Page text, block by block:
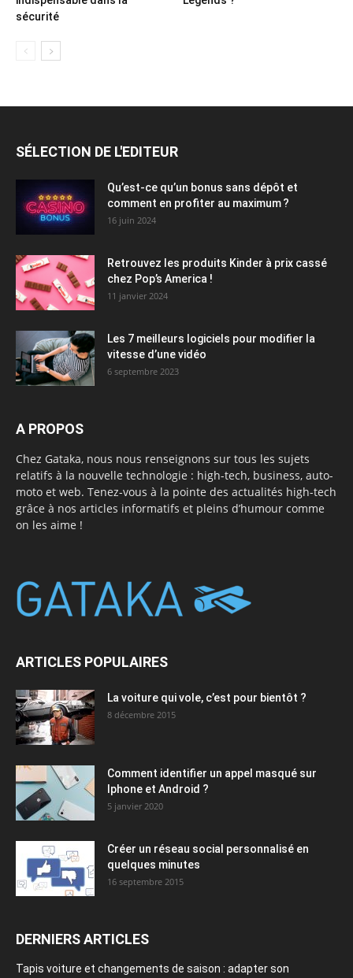
sécurité
SÉLECTION DE L'EDITEUR
Qu’est-ce qu’un bonus sans dépôt et
comment en profiter au maximum ?
16 juin 2024
Retrouvez les produits Kinder à prix cassé
chez Pop’s America !
11 janvier 2024
Les 7 meilleurs logiciels pour modifier la
vitesse d’une vidéo
6 septembre 2023
A PROPOS
Chez Gataka, nous nous renseignons sur tous les sujets
relatifs à la nouvelle technologie : high-tech, business, auto-
moto et web. Tenez-vous à la pointe des actualités high-tech
grâce à nos articles informatifs et pleins d’humour comme
on les aime !
ARTICLES POPULAIRES
La voiture qui vole, c’est pour bientôt ?
8 décembre 2015
Comment identifier un appel masqué sur
Iphone et Android ?
5 janvier 2020
Créer un réseau social personnalisé en
quelques minutes
16 septembre 2015
DERNIERS ARTICLES
Tapis voiture et changements de saison : adapter son